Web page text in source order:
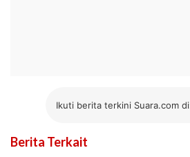
Ikuti berita terkini Suara.com
Berita Terkait